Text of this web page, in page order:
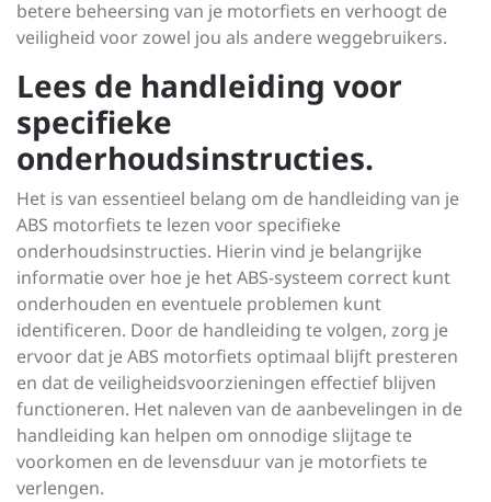
betere beheersing van je motorfiets en verhoogt de
veiligheid voor zowel jou als andere weggebruikers.
Lees de handleiding voor
specifieke
onderhoudsinstructies.
Het is van essentieel belang om de handleiding van je
ABS motorfiets te lezen voor specifieke
onderhoudsinstructies. Hierin vind je belangrijke
informatie over hoe je het ABS-systeem correct kunt
onderhouden en eventuele problemen kunt
identificeren. Door de handleiding te volgen, zorg je
ervoor dat je ABS motorfiets optimaal blijft presteren
en dat de veiligheidsvoorzieningen effectief blijven
functioneren. Het naleven van de aanbevelingen in de
handleiding kan helpen om onnodige slijtage te
voorkomen en de levensduur van je motorfiets te
verlengen.